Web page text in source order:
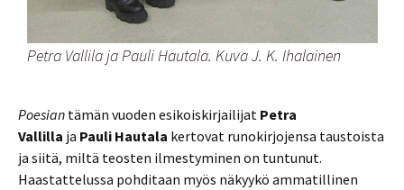
Petra Vallila ja Pauli Hautala. Kuva J. K. Ihalainen
Poesian tämän vuoden esikoiskirjailijat Petra
Vallilla ja Pauli Hautala kertovat runokirjojensa taustoista
ja siitä, miltä teosten ilmestyminen on tuntunut.
Haastattelussa pohditaan myös näkyykö ammatillinen